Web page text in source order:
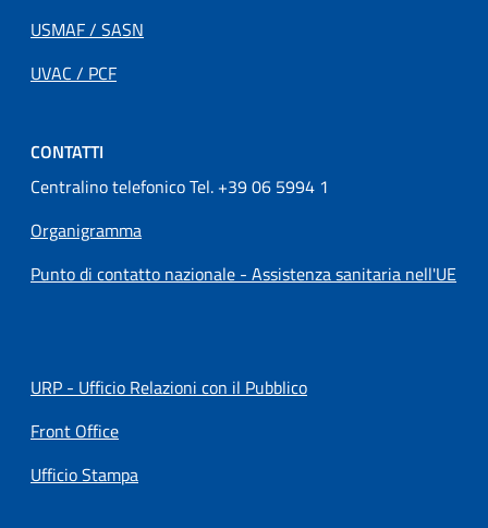
USMAF / SASN
UVAC / PCF
CONTATTI
Centralino telefonico Tel. +39 06 5994 1
Organigramma
Punto di contatto nazionale - Assistenza sanitaria nell'UE
URP - Ufficio Relazioni con il Pubblico
Front Office
Ufficio Stampa